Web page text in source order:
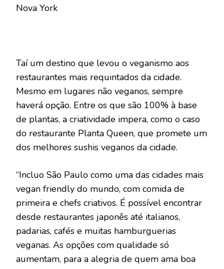
Nova York
Taí um destino que levou o veganismo aos
restaurantes mais requintados da cidade.
Mesmo em lugares não veganos, sempre
haverá opção. Entre os que são 100% à base
de plantas, a criatividade impera, como o caso
do restaurante Planta Queen, que promete um
dos melhores sushis veganos da cidade.
“Incluo São Paulo como uma das cidades mais
vegan friendly do mundo, com comida de
primeira e chefs criativos. É possível encontrar
desde restaurantes japonês até italianos,
padarias, cafés e muitas hamburguerias
veganas. As opções com qualidade só
aumentam, para a alegria de quem ama boa